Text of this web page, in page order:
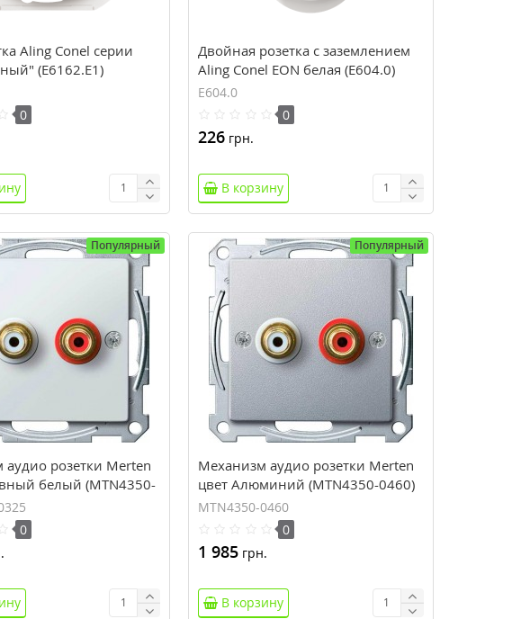
Aling Conel серии
(E6162.E1)
0
Двойная розетка с заземлением
Aling Conel EON белая (E604.0)
E604.0
0
226 грн.
В корзину
Популярный
розетки Merten
белый (MTN4350-
0
Популярный
Механизм аудио розетки Merten
цвет Алюминий (MTN4350-0460)
MTN4350-0460
0
1 985 грн.
В корзину